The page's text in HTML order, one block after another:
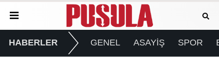
HABERLER GENEL ASAYİŞ SPOR